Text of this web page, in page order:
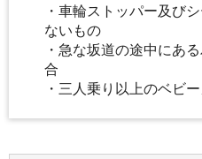
・車輪ストッパー及び
ないもの
・急な坂道の途中にあ
合
・三人乗り以上のベビ